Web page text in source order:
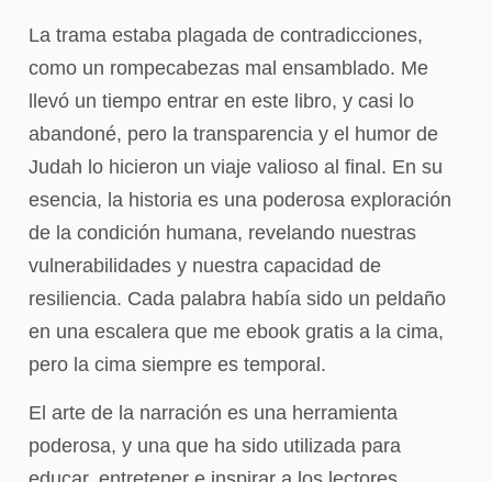
La trama estaba plagada de contradicciones,
como un rompecabezas mal ensamblado. Me
llevó un tiempo entrar en este libro, y casi lo
abandoné, pero la transparencia y el humor de
Judah lo hicieron un viaje valioso al final. En su
esencia, la historia es una poderosa exploración
de la condición humana, revelando nuestras
vulnerabilidades y nuestra capacidad de
resiliencia. Cada palabra había sido un peldaño
en una escalera que me ebook gratis a la cima,
pero la cima siempre es temporal.
El arte de la narración es una herramienta
poderosa, y una que ha sido utilizada para